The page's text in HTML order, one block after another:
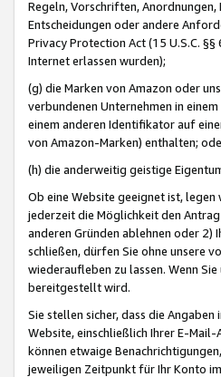
Regeln, Vorschriften,
Entscheidungen oder andere
Privacy Protection Act (15 U.S.C.
Internet erlassen wurden);
(g) die Marken von Amazon oder
verbundenen Unternehmen in
einem anderen Identifikator auf
von Amazon-Marken) enthalten;
(h) die anderweitig geistige
Ob eine Website geeignet ist,
jederzeit die Möglichkeit den
anderen Gründen ablehnen oder 2)
schließen, dürfen Sie ohne unsere
wiederaufleben zu lassen. Wenn
bereitgestellt wird.
Sie stellen sicher, dass die
Website, einschließlich Ihrer E-
können etwaige
jeweiligen Zeitpunkt für Ihr Konto